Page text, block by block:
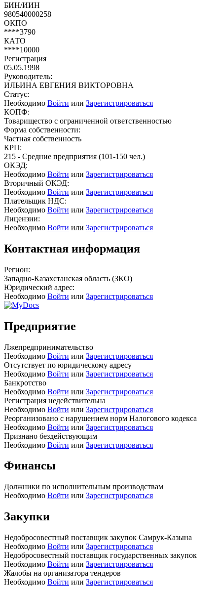
БИН/ИИН
980540000258
ОКПО
****3790
КАТО
****10000
Регистрация
05.05.1998
Руководитель:
ИЛЬИНА ЕВГЕНИЯ ВИКТОРОВНА
Статус:
Необходимо Войти или Зарегистрироваться
КОПФ:
Товарищество с ограниченной ответственностью
Форма собственности:
Частная собственность
КРП:
215 - Средние предприятия (101-150 чел.)
ОКЭД:
Необходимо Войти или Зарегистрироваться
Вторичный ОКЭД:
Необходимо Войти или Зарегистрироваться
Плательщик НДС:
Необходимо Войти или Зарегистрироваться
Лицензии:
Необходимо Войти или Зарегистрироваться
Контактная информация
Регион:
Западно-Казахстанская область (ЗКО)
Юридический адрес:
Необходимо Войти или Зарегистрироваться
Предприятие
Лжепредпринимательство
Необходимо Войти или Зарегистрироваться
Отсутствует по юридическому адресу
Необходимо Войти или Зарегистрироваться
Банкротство
Необходимо Войти или Зарегистрироваться
Регистрация недействительна
Необходимо Войти или Зарегистрироваться
Реорганизовано с нарушением норм Налогового кодекса
Необходимо Войти или Зарегистрироваться
Признано бездействующим
Необходимо Войти или Зарегистрироваться
Финансы
Должники по исполнительным производствам
Необходимо Войти или Зарегистрироваться
Закупки
Недобросовестный поставщик закупок Самрук-Казына
Необходимо Войти или Зарегистрироваться
Недобросовестный поставщик государственных закупок
Необходимо Войти или Зарегистрироваться
Жалобы на организатора тендеров
Необходимо Войти или Зарегистрироваться